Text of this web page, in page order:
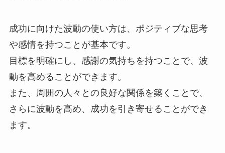
成功に向けた波動の使い方は、ポジティブな思考
や感情を持つことが基本です。
目標を明確にし、感謝の気持ちを持つことで、波
動を高めることができます。
また、周囲の人々との良好な関係を築くことで、
さらに波動を高め、成功を引き寄せることができ
ます。